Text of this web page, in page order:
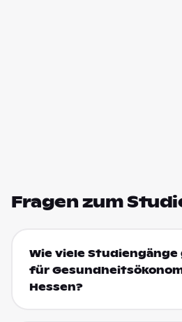
Fragen zum
Wie viele Studiengänge
für
Hessen?